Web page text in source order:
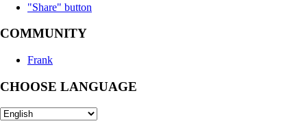
"Share" button
COMMUNITY
Frank
CHOOSE LANGUAGE